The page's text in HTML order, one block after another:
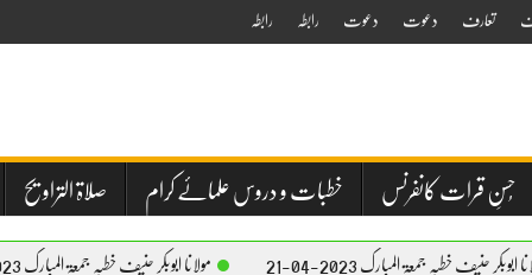
تعارف دعوت دعوت رابطہ رابطہ
حُسنِ قرات کانفرنس خطبات و دروس علمائے کرام صلاۃ التراویح
جمعۃ المبارک 2023-04-21 مولانا ابوبکر حنیف خطبہ جمعۃ المبارک 2023-04-21